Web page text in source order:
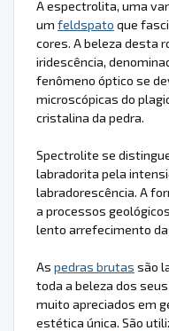
A espectrolita, uma
um feldspato que
cores. A beleza desta
iridescência,
fenômeno óptico se
microscópicas do
cristalina da pedra.
Spectrolite se
labradorita pela
labradorescência. A
a processos
lento arrefecimento
As pedras brutas são
toda a beleza dos
muito apreciados em
estética única. São